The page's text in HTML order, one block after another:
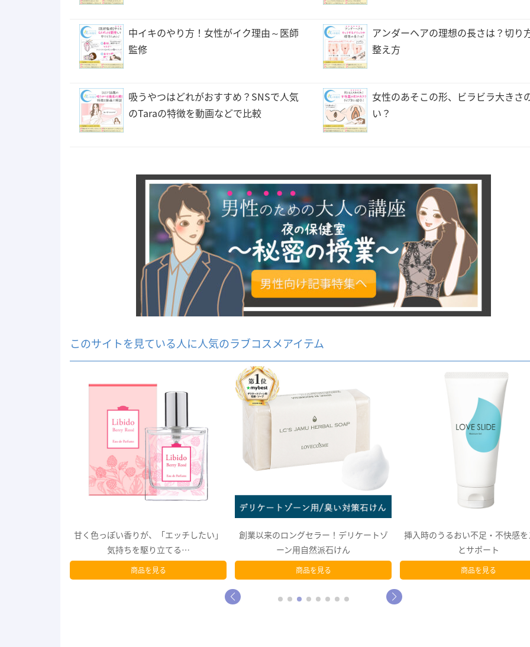
中イキのやり方！女性がイク理由～医師
監修
アンダーヘアの理想の長さは？切り
整え方
吸うやつはどれがおすすめ？SNSで人気
のTaraの特徴を動画などで比較
女性のあそこの形、ビラビラ大きさ
い？
このサイトを見ている人に人気のラブコスメアイテム
創業以来のロングセラー！デリケートゾ
ーン用自然派石けん
商品を見る
挿入時のうるおい不足・不快感をスルッ
とサポート
商品を見る
デリケートゾーン用集中パックで
とスッキリ！
商品を見る